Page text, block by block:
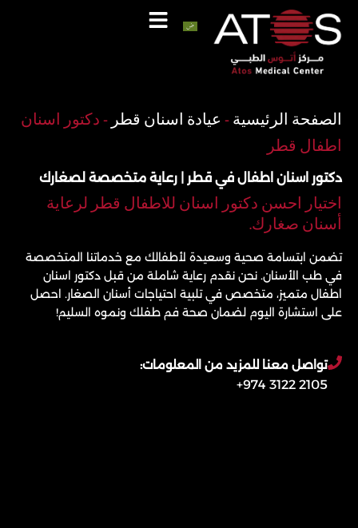
المحتوى
الصفحة الرئيسية- عيادة اسنان قطر-دكتور اسنان
اطفال قطر
دكتور اسنان اطفال في قطر | رعاية متخصصة لصغارك
اختيار احسن دكتور اسنان للاطفال قطر لرعاية
أسنان صغارك.
تضمن ابتسامة صحية وسعيدة لأطفالك مع خدماتنا المتخصصة
في طب الأسنان. نحن نقدم رعاية شاملة من قبل دكتور اسنان
اطفال متميز، متخصص في تلبية احتياجات أسنان الصغار. احصل
على استشارة اليوم لضمان صحة فم طفلك ونموه السليم!
تواصل معنا للمزيد من المعلومات:
2105 3122 974+